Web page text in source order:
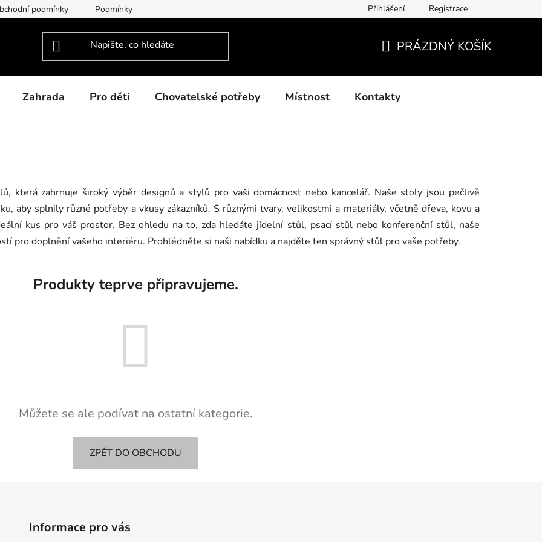
podmínky Podmínky ochrany osobních údajů Dodací podmínky, způsoby platby, doba zpracování Platby GoPay
Přihlášení Registrace
KOŠÍK
PRÁZDNÝ KOŠÍK
Zahrada Pro děti Chovatelské potřeby Místnost Kontakty
která zahrnuje široký výběr designů a stylů pro vaši domácnost nebo kancelář. Naše stoly jsou pečlivě
aby splnily různé potřeby a vkusy zákazníků. S různými tvary, velikostmi a materiály, včetně dřeva, kovu a
kus pro váš prostor. Bez ohledu na to, zda hledáte jídelní stůl, psací stůl nebo konferenční stůl, naše
pro doplnění vašeho interiéru. Prohlédněte si naši nabídku a najděte ten správný stůl pro vaše potřeby.
Produkty teprve připravujeme.
Můžete se ale podívat na ostatní kategorie.
ZPĚT DO OBCHODU
Informace pro vás